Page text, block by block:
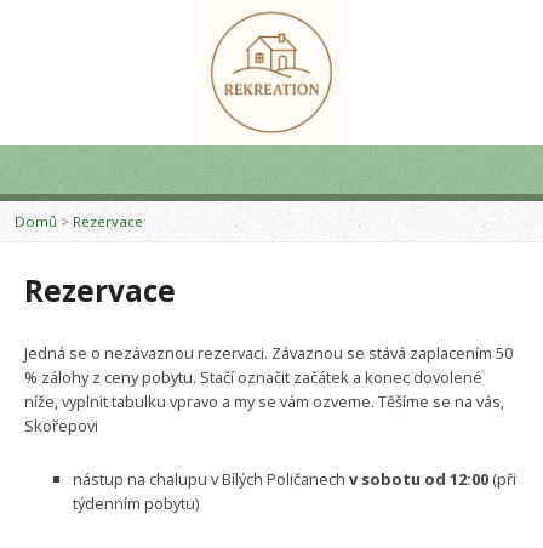
Domů > Rezervace
Rezervace
Jedná se o nezávaznou rezervaci. Závaznou se stává zaplacením 50
% zálohy z ceny pobytu. Stačí označit začátek a konec dovolené
níže, vyplnit tabulku vpravo a my se vám ozveme. Těšíme se na vás,
Skořepovi
nástup na chalupu v Bílých Poličanech v sobotu od 12:00 (při
týdenním pobytu)